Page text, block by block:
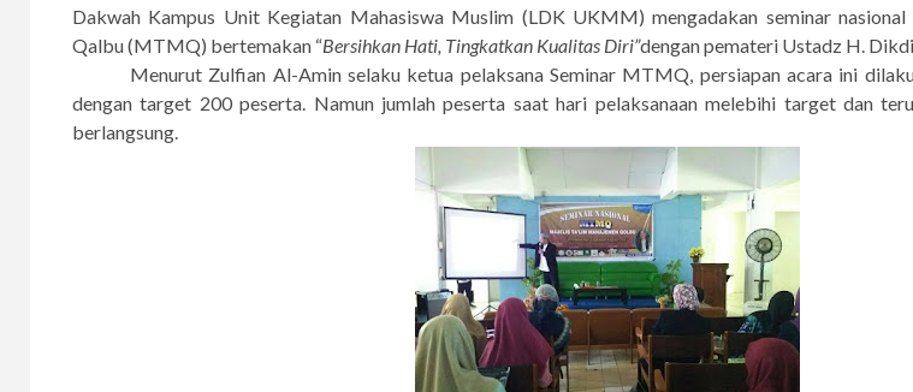
Dakwah Kampus Unit Kegiatan Mahasiswa Muslim (LDK UKMM) mengadakan seminar nasional
Qalbu (MTMQ) bertemakan “Bersihkan Hati, Tingkatkan Kualitas Diri”dengan pemateri Ustadz H.
Menurut Zulfian Al-Amin selaku ketua pelaksana Seminar MTMQ, persiapan acara ini
dengan target 200 peserta. Namun jumlah peserta saat hari pelaksanaan melebihi target dan
berlangsung.